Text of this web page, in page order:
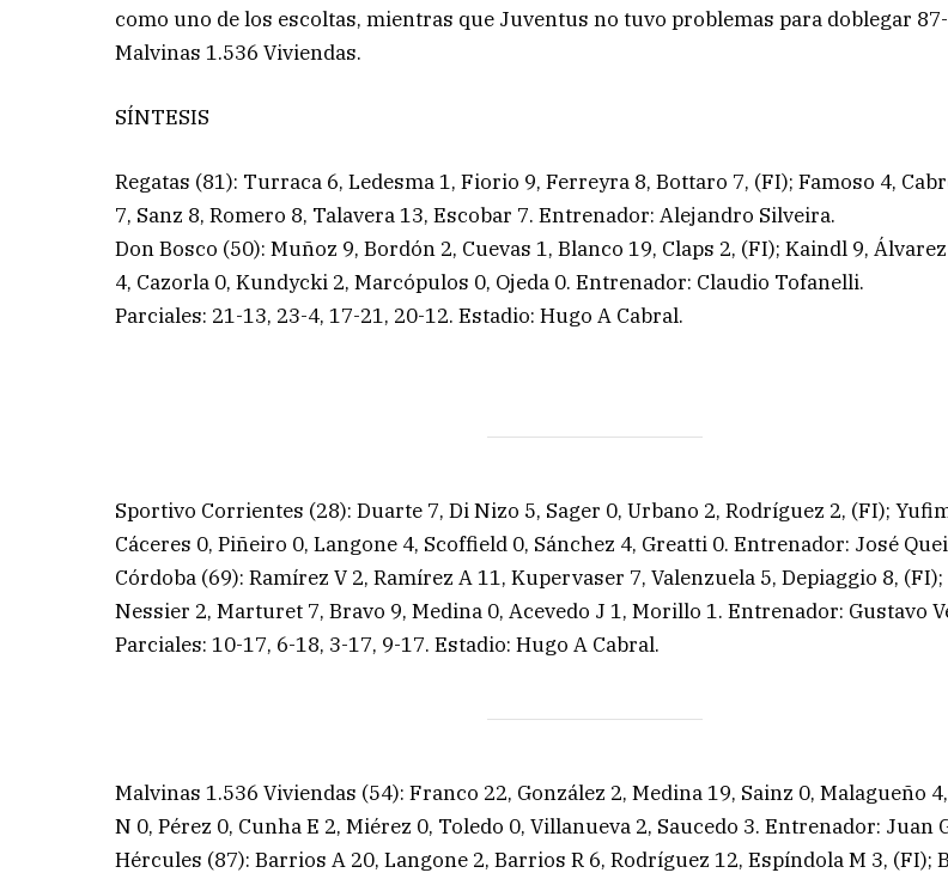
como uno de los escoltas, mientras que Juventus no tuvo problemas para doblegar
Malvinas 1.536 Viviendas.
SÍNTESIS
Regatas (81): Turraca 6, Ledesma 1, Fiorio 9, Ferreyra 8, Bottaro 7, (FI); Famoso 4,
7, Sanz 8, Romero 8, Talavera 13, Escobar 7. Entrenador: Alejandro Silveira.
Don Bosco (50): Muñoz 9, Bordón 2, Cuevas 1, Blanco 19, Claps 2, (FI); Kaindl 9,
4, Cazorla 0, Kundycki 2, Marcópulos 0, Ojeda 0. Entrenador: Claudio Tofanelli.
Parciales: 21-13, 23-4, 17-21, 20-12. Estadio: Hugo A Cabral.
Sportivo Corrientes (28): Duarte 7, Di Nizo 5, Sager 0, Urbano 2, Rodríguez 2, (FI);
Cáceres 0, Piñeiro 0, Langone 4, Scoffield 0, Sánchez 4, Greatti 0. Entrenador: José
Córdoba (69): Ramírez V 2, Ramírez A 11, Kupervaser 7, Valenzuela 5, Depiaggio 8,
Nessier 2, Marturet 7, Bravo 9, Medina 0, Acevedo J 1, Morillo 1. Entrenador: Gustavo
Parciales: 10-17, 6-18, 3-17, 9-17. Estadio: Hugo A Cabral.
Malvinas 1.536 Viviendas (54): Franco 22, González 2, Medina 19, Sainz 0, Malagueño
N 0, Pérez 0, Cunha E 2, Miérez 0, Toledo 0, Villanueva 2, Saucedo 3. Entrenador: Juan
Hércules (87): Barrios A 20, Langone 2, Barrios R 6, Rodríguez 12, Espíndola M 3, (FI);